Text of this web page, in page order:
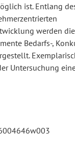
ist. Entlang
werden die
Bedarfs-,
Untersuchung